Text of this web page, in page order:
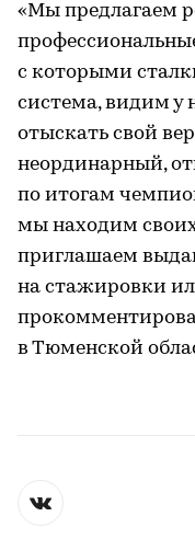
«Мы предлагаем
с которыми
система, видим у
отыскать свой
неординарный,
по итогам
мы находим
приглашаем
на стажировки
в Тюменской